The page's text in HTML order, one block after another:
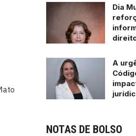
Dia
A
NOTAS DE BOLSO